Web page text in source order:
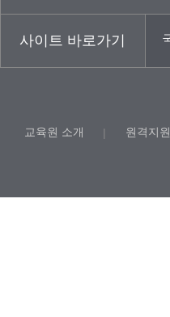
사이트 바로가기
교육원 소개 | 원격지원